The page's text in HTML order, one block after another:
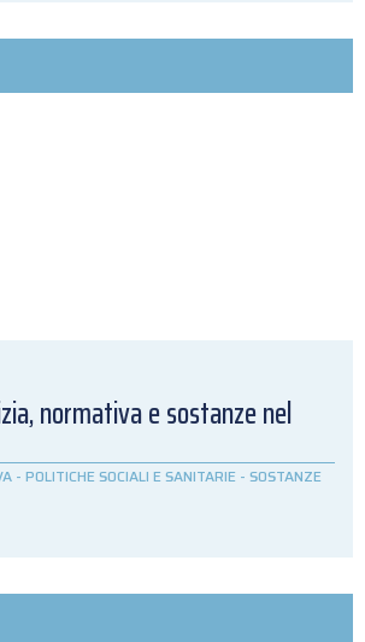
normativa e sostanze nel
- POLITICHE SOCIALI E SANITARIE - SOSTANZE